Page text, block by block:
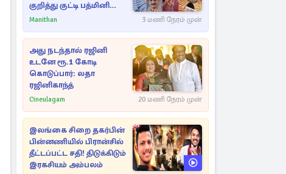
குறித்து குட்டி பத்மினி
பரபரப்பு பேட்டி
Manithan 3 மணி நேரம் முன்
அது நடந்தால் ரஜினி
உடனே ரூ.1 கோடி
கொடுப்பார்: லதா
ரஜினிகாந்த்
Cineulagam 20 மணி நேரம் முன்
இலங்கை சிறை தகர்பின்
பின்னணியில் பிரான்சில்
தீட்டப்பட்ட சதி! திடுக்கிடும்
இரகசியம் அம்பலம்